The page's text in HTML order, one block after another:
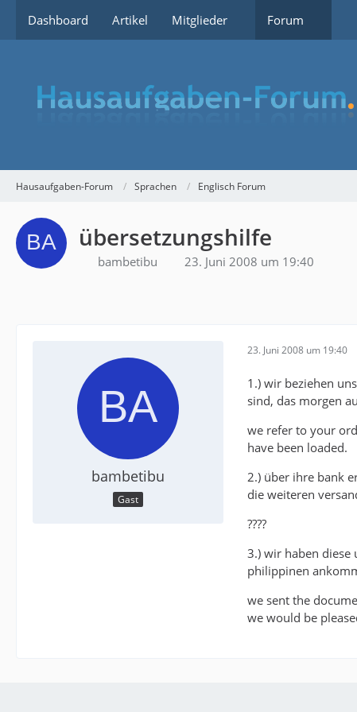
Dashboard Artikel Mitglieder Forum
Hausaufgaben-Forum Sprachen Englisch Forum
übersetzungshilfe
bambetibu 23. Juni 2008 um 19:40
bambetibu
Gast
23. Juni 2008 um 19:40
1.) wir beziehen
sind, das morgen
we refer to your
have been loaded.
2.) über ihre bank
die weiteren
????
3.) wir haben diese
philippinen
we sent the
we would be